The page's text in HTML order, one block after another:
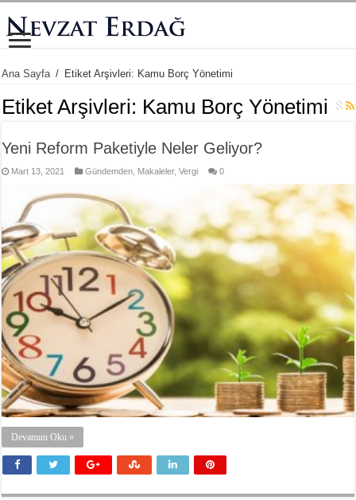
Ana Sayfa / Etiket Arşivleri: Kamu Borç Yönetimi
Etiket Arşivleri: Kamu Borç Yönetimi
Yeni Reform Paketiyle Neler Geliyor?
Mart 13, 2021 Gündemden Makaleler,Vergi 0
Devamını Oku »